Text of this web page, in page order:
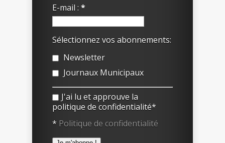
E-mail : *
Sélectionnez vos abonnements:
Newsletter
Journaux Municipaux
J'ai lu et approuve la
politique de confidentialité*
* Politique de confidentialité